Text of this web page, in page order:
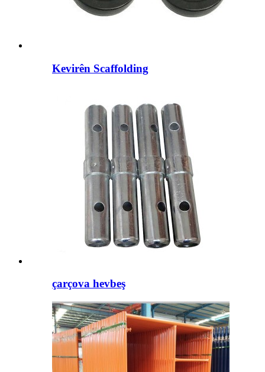
Kevirên Scaffolding
çarçova hevbeş